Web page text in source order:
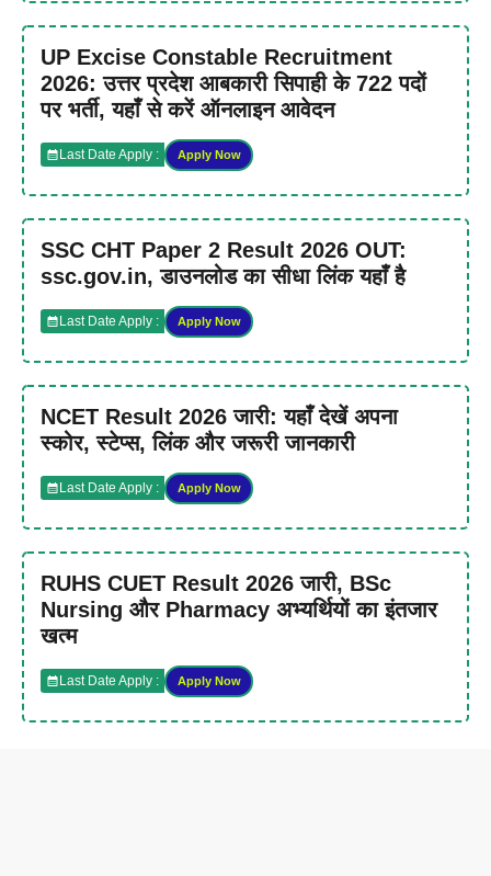
UP Excise Constable Recruitment
2026: उत्तर प्रदेश आबकारी सिपाही के 722 पदों
पर भर्ती, यहाँ से करें ऑनलाइन आवेदन
Last Date Apply : Apply Now
SSC CHT Paper 2 Result 2026 OUT:
ssc.gov.in, डाउनलोड का सीधा लिंक यहाँ है
Last Date Apply : Apply Now
NCET Result 2026 जारी: यहाँ देखें अपना
स्कोर, स्टेप्स, लिंक और जरूरी जानकारी
Last Date Apply : Apply Now
RUHS CUET Result 2026 जारी, BSc
Nursing और Pharmacy अभ्यर्थियों का इंतजार
खत्म
Last Date Apply : Apply Now